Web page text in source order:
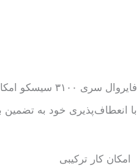
امکان کار ترکیبی
با انعطاف‌پذیری خود به